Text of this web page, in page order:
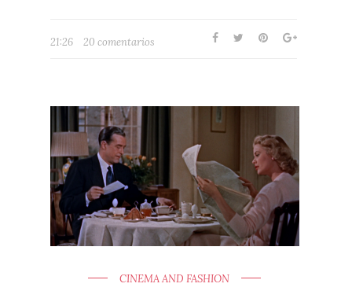
21:26 20 comentarios
CINEMA AND FASHION